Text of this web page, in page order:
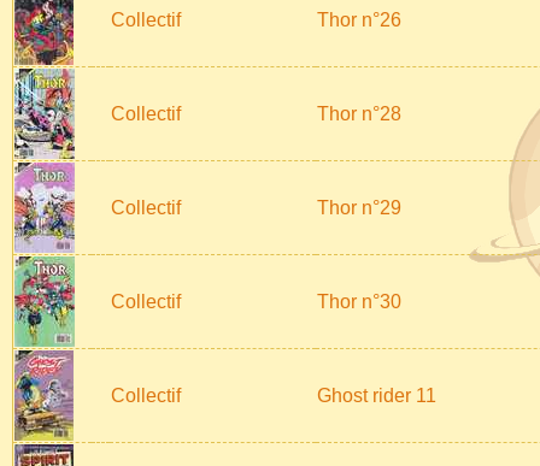
Collectif Thor n°26
Collectif Thor n°28
Collectif Thor n°29
Collectif Thor n°30
Collectif Ghost rider 11